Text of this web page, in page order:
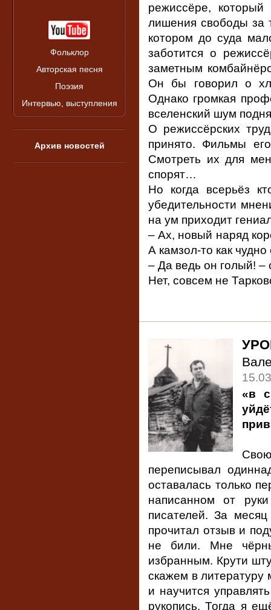
Фольклор
Авторская песня
Поэзия
Интервью, выступления
Архив новостей
режиссёре,
лишения свободы за
котором до суда
заботится о
заметным
Он бы говорил о
Однако громкая
вселенский шум
О режиссёрских
принято. Фильмы
Смотреть их для
спорят…
Но когда всерьёз
убедительности
на ум приходит
– Ах, новый наряд
А камзол-то как чудно
– Да ведь он голый! –
Нет, совсем не
«в
переписывал
оставалась только
написанном от
писателей. За
прочитал отзыв и
не били. Мне
избранным. Крути
скажем в литературу
и научится
рукопись. Тогда я